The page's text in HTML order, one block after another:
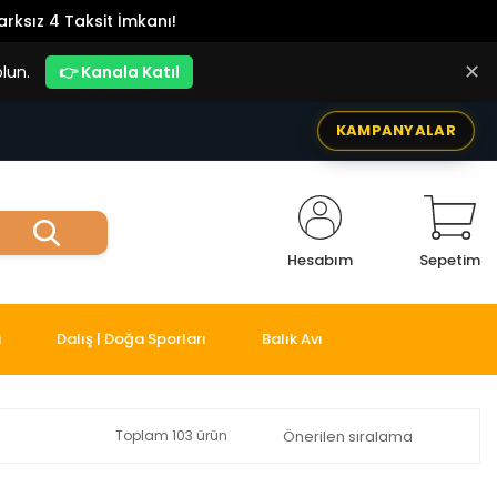
4 Taksit İmkanı!
👉 Kanala Katıl ✕
KAMPANYALAR
Hesabım Sepetim
Dalış | Doğa Sporları Balık Avı
Toplam 103 ürün